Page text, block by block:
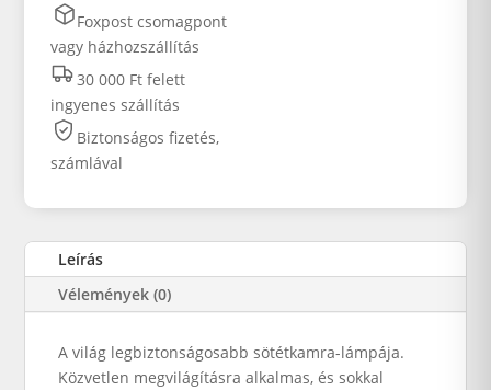
Foxpost csomagpont
vagy házhozszállítás
30 000 Ft felett
ingyenes szállítás
Biztonságos fizetés,
számlával
Leírás
Vélemények (0)
A világ legbiztonságosabb sötétkamra-lámpája.
Közvetlen megvilágításra alkalmas, és sokkal